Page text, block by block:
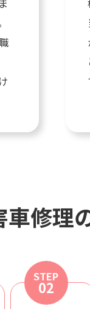
車修理
STEP
02